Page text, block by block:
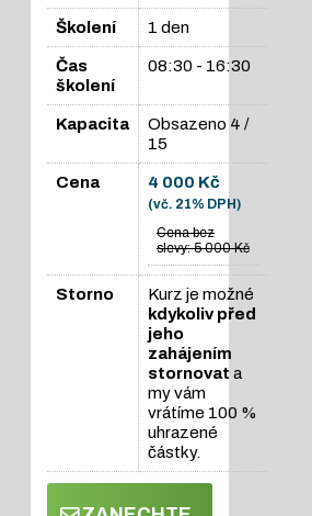
Školení 1 den
Čas
školení
08:30 - 16:30
Kapacita Obsazeno 4 /
15
Cena 4 000 Kč
(vč. 21% DPH)
Cena bez
slevy: 5 000 Kč
Storno
Kurz je možné
kdykoliv před
jeho
zahájením
stornovat a
my vám
vrátíme 100 %
uhrazené
částky.